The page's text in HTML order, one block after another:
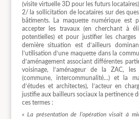
(visite virtuelle 3D pour les futurs
2/ la sollicitation de locataires sur des
bâtiments. La maquette numérique est
accepter les travaux (en cherchant à
potentielles) et pour justifier les
dernière situation est d’ailleurs
l’utilisation d’une maquette dans la
d’aménagement associant différentes
voisinage, l’aménageur de la ZAC, les
(commune, intercommunalité…) et la
d’études et architectes), l’acteur en
justifie aux bailleurs sociaux la pertinence
ces termes :
« La présentation de l’opération visait à